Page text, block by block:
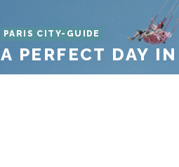
PARIS CITY-GUIDE
A PERFECT DAY